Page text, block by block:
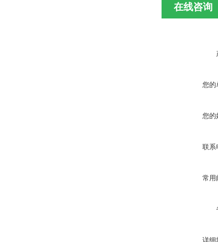
在线咨询
您的
您的
联系
常用
详细